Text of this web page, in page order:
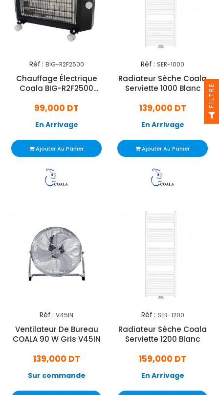
Réf : BIG-R2F2500
Chauffage Électrique
Coala BIG-R2F2500
99,000 DT
En Arrivage
Ajouter Au Panier
Réf : SER-1000
Radiateur Sèche Coala
Serviette 1000 Blanc
139,000 DT
En Arrivage
Ajouter Au Panier
Réf : V45IN
Ventilateur De Bureau
COALA 90 W Gris V45IN
139,000 DT
Sur commande
Réf : SER-1200
Radiateur Sèche Coala
Serviette 1200 Blanc
159,000 DT
En Arrivage
FILTRE